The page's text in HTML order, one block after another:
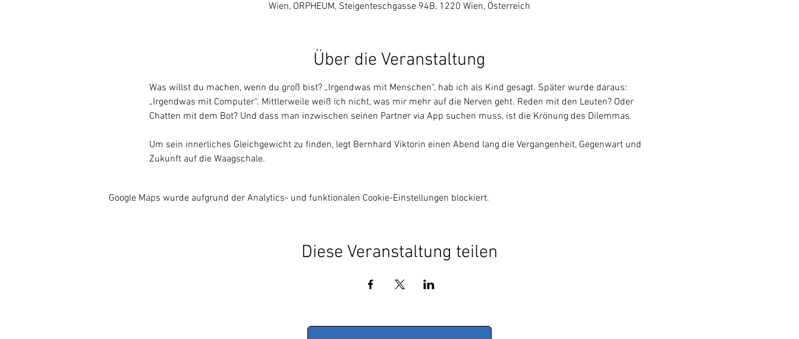
Wien, ORPHEUM, Steigenteschgasse 94B, 1220 Wien, Österreich
Über die Veranstaltung
Was willst du machen, wenn du groß bist? „Irgendwas mit Menschen“, hab ich als Kind gesagt. Später wurde daraus:
„Irgendwas mit Computer“. Mittlerweile weiß ich nicht, was mir mehr auf die Nerven geht. Reden mit den Leuten? Oder
Chatten mit dem Bot? Und dass man inzwischen seinen Partner via App suchen muss, ist die Krönung des Dilemmas.
Um sein innerliches Gleichgewicht zu finden, legt Bernhard Viktorin einen Abend lang die Vergangenheit, Gegenwart und
Zukunft auf die Waagschale.
Google Maps wurde aufgrund der Analytics- und funktionalen Cookie-Einstellungen blockiert.
Diese Veranstaltung teilen